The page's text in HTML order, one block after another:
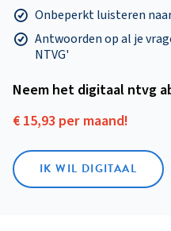
Onbeperkt luisteren
Antwoorden op al je
NTVG'
Neem het digitaal ntvg
€ 15,93 per maand!
IK WIL DIGITAAL